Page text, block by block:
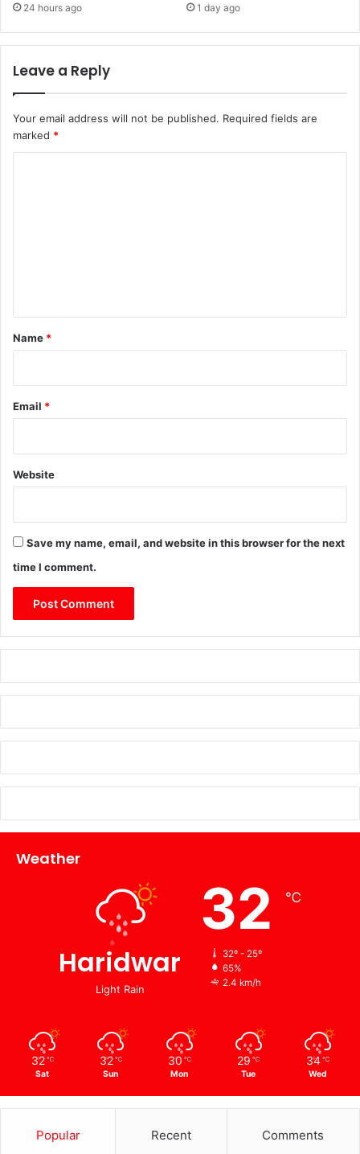
24 hours ago 1 day ago
Leave a Reply
Your email address will not be published. Required fields are
marked *
*
Name *
Email *
Website
Save my name, email, and website in this browser for the next
time I comment.
Weather
Haridwar
Light Rain
32 ℃
32º - 25º
65%
2.4 km/h
32 ℃
Sat
32 ℃
Sun
30 ℃
Mon
29 ℃
Tue
34 ℃
Wed
Popular Recent Comments